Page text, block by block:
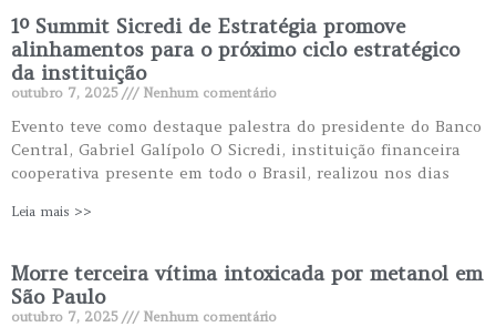
1º Summit Sicredi de Estratégia promove
alinhamentos para o próximo ciclo estratégico
da instituição
outubro 7, 2025 Nenhum comentário
Evento teve como destaque palestra do presidente do Banco
Central, Gabriel Galípolo O Sicredi, instituição financeira
cooperativa presente em todo o Brasil, realizou nos dias
Leia mais >>
Morre terceira vítima intoxicada por metanol em
São Paulo
outubro 7, 2025 Nenhum comentário